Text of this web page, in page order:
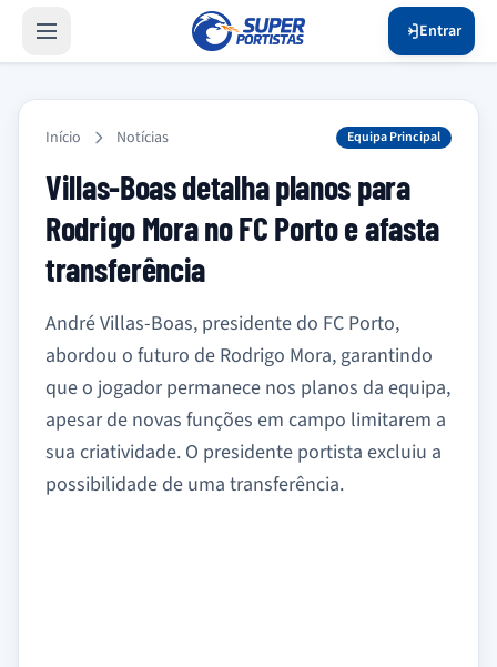
Entrar
Início Notícias Equipa Principal
Villas-Boas detalha planos para
Rodrigo Mora no FC Porto e afasta
transferência
André Villas-Boas, presidente do FC Porto,
abordou o futuro de Rodrigo Mora, garantindo
que o jogador permanece nos planos da equipa,
apesar de novas funções em campo limitarem a
sua criatividade. O presidente portista excluiu a
possibilidade de uma transferência.